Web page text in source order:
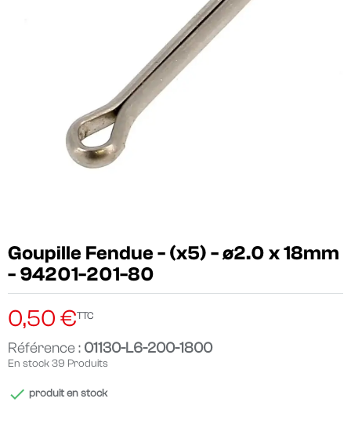
Goupille Fendue - (x5) - ø2.0 x 18mm
- 94201-201-80
0,50 €TTC
Référence : 01130-L6-200-1800
En stock39 Produits
 produit en stock